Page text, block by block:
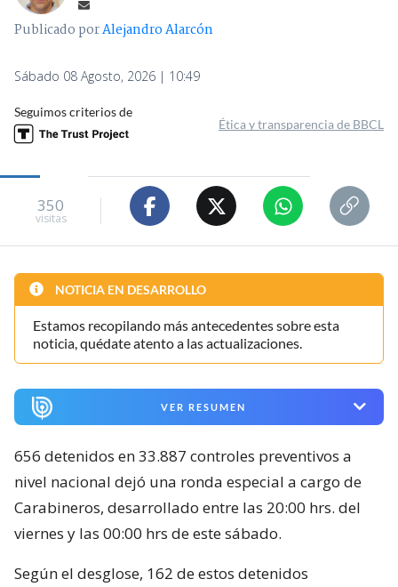
Publicado porAlejandro Alarcón
Sábado 08 Agosto, 2026 | 10:49
Seguimos criterios de
Ética y transparencia de BBCL
350
visitas
NOTICIA EN DESARROLLO
Estamos recopilando más antecedentes sobre esta
noticia, quédate atento a las actualizaciones.
VER RESUMEN
656 detenidos en 33.887 controles preventivos a
nivel nacional dejó una ronda especial a cargo de
Carabineros, desarrollado entre las 20:00 hrs. del
viernes y las 00:00 hrs de este sábado.
Según el desglose, 162 de estos detenidos